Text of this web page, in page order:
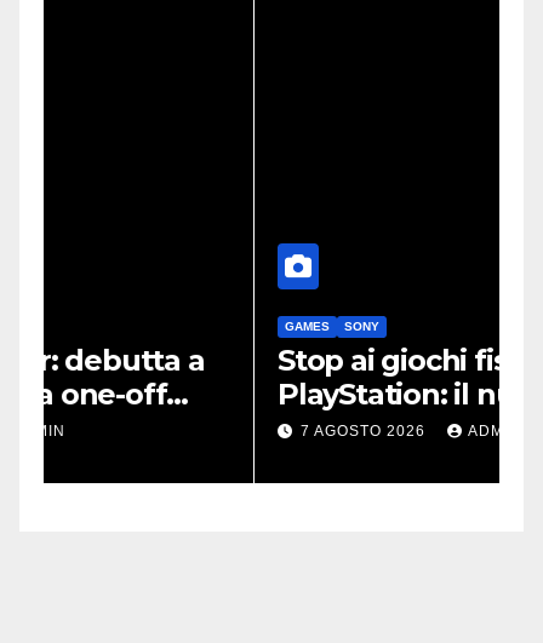
Stop ai giochi fisici su
PlayStation: il nuovo avviso
di Sony è l’ennesima
ADMIN